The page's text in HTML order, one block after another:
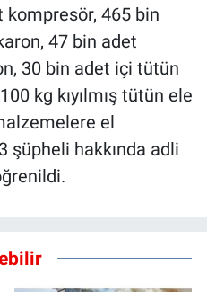
465 bin
47 bin adet
30 bin adet içi tütün
kg kıyılmış tütün ele
el
şüpheli hakkında adli